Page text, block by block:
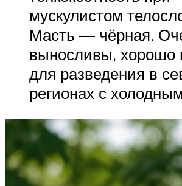
мускулистом
Масть — чёрная.
выносливы, хорошо
для разведения в
регионах с